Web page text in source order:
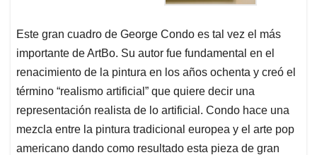
Este gran cuadro de George Condo es tal vez el más
importante de ArtBo. Su autor fue fundamental en el
renacimiento de la pintura en los años ochenta y creó el
término “realismo artificial” que quiere decir una
representación realista de lo artificial. Condo hace una
mezcla entre la pintura tradicional europea y el arte pop
americano dando como resultado esta pieza de gran